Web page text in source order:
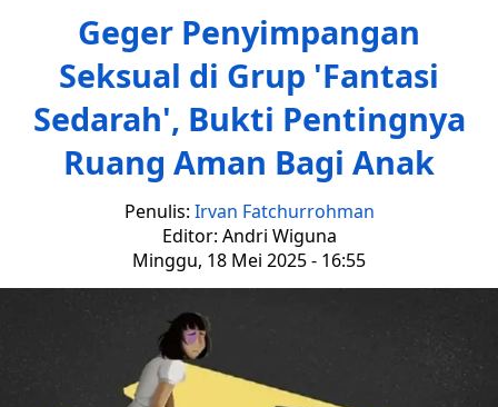
Geger Penyimpangan
Seksual di Grup 'Fantasi
Sedarah', Bukti Pentingnya
Ruang Aman Bagi Anak
Penulis: Irvan Fatchurrohman
Editor: Andri Wiguna
Minggu, 18 Mei 2025 - 16:55